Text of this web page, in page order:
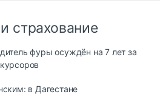
страхование
фуры осуждён на 7 лет за
в Дагестане